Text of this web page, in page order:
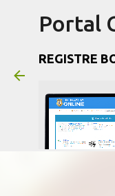
Portal
REGISTRE